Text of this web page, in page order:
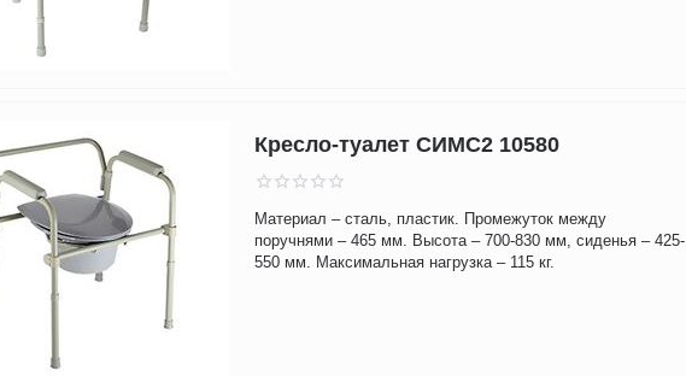
Кресло-туалет СИМС2 10580
Материал – сталь, пластик. Промежуток между
поручнями – 465 мм. Высота – 700-830 мм, сиденья – 425-
550 мм. Максимальная нагрузка – 115 кг.